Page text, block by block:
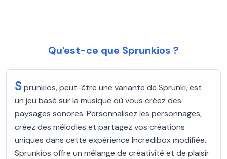
Qu'est-ce que Sprunkios ?
Sprunkios, peut-être une variante de Sprunki, est
un jeu basé sur la musique où vous créez des
paysages sonores. Personnalisez les personnages,
créez des mélodies et partagez vos créations
uniques dans cette expérience Incredibox modifiée.
Sprunkios offre un mélange de créativité et de plaisir